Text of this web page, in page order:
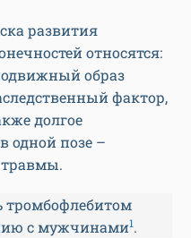
развития
относятся:
образ
фактор,
долгое
одной позе –
тромбофлебитом
с мужчинами1.